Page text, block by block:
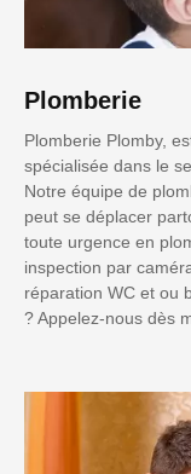
Plomberie
Plomberie Plomby,
spécialisée dans le
Notre équipe de
peut se déplacer
toute urgence en
inspection par
réparation WC et ou
? Appelez-nous dès